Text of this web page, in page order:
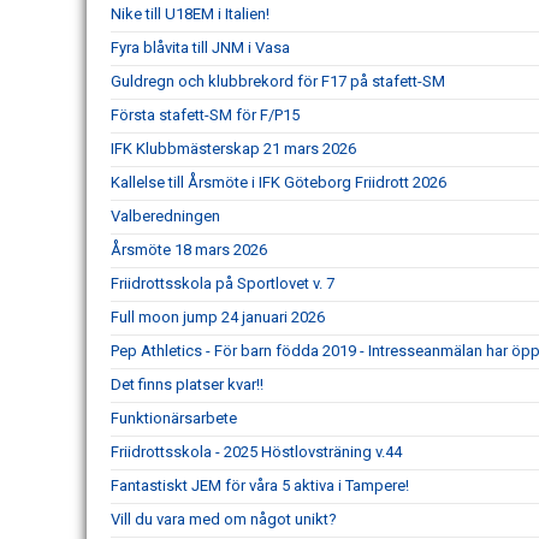
Nike till U18EM i Italien!
Fyra blåvita till JNM i Vasa
Guldregn och klubbrekord för F17 på stafett-SM
Första stafett-SM för F/P15
IFK Klubbmästerskap 21 mars 2026
Kallelse till Årsmöte i IFK Göteborg Friidrott 2026
Valberedningen
Årsmöte 18 mars 2026
Friidrottsskola på Sportlovet v. 7
Full moon jump 24 januari 2026
Pep Athletics - För barn födda 2019 - Intresseanmälan har
Det finns pIatser kvar!!
Funktionärsarbete
Friidrottsskola - 2025 Höstlovsträning v.44
Fantastiskt JEM för våra 5 aktiva i Tampere!
Vill du vara med om något unikt?